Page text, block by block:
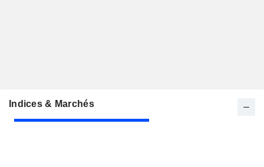
Indices & Marchés